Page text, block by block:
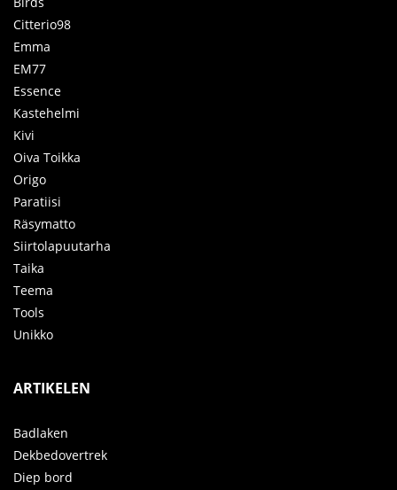
Citterio98
Emma
EM77
Essence
Kastehelmi
Kivi
Oiva Toikka
Origo
Paratiisi
Räsymatto
Siirtolapuutarha
Taika
Teema
Tools
Unikko
ARTIKELEN
Badlaken
Dekbedovertrek
Diep bord